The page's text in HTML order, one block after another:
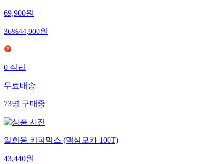
69,900원
36%44,900원
0 적립
무료배송
73명 구매중
일회용 커피믹스 (맥심모카 100T)
43,440원